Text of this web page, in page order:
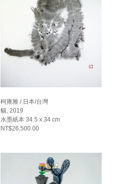
柯雍雅 / 日本/台灣
貓, 2019
水墨紙本 34.5 x 34 cm
NT$26,500.00